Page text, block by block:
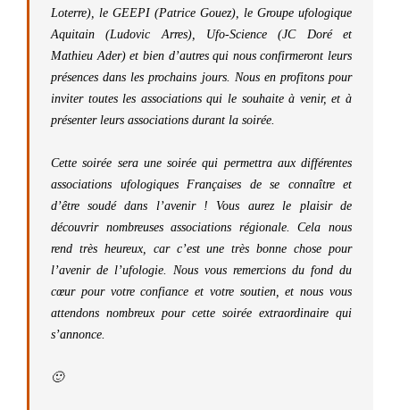
Loterre), le GEEPI (Patrice Gouez), le Groupe ufologique
Aquitain (Ludovic Arres), Ufo-Science (JC Doré et
Mathieu Ader) et bien d’autres qui nous confirmeront leurs
présences dans les prochains jours. Nous en profitons pour
inviter toutes les associations qui le souhaite à venir, et à
présenter leurs associations durant la soirée.
Cette soirée sera une soirée qui permettra aux différentes
associations ufologiques Françaises de se connaître et
d’être soudé dans l’avenir ! Vous aurez le plaisir de
découvrir nombreuses associations régionale. Cela nous
rend très heureux, car c’est une très bonne chose pour
l’avenir de l’ufologie. Nous vous remercions du fond du
cœur pour votre confiance et votre soutien, et nous vous
attendons nombreux pour cette soirée extraordinaire qui
s’annonce.
🙂